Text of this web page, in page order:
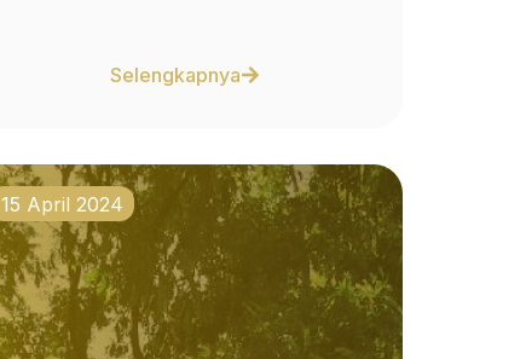
Selengkapnya
15 April 2024